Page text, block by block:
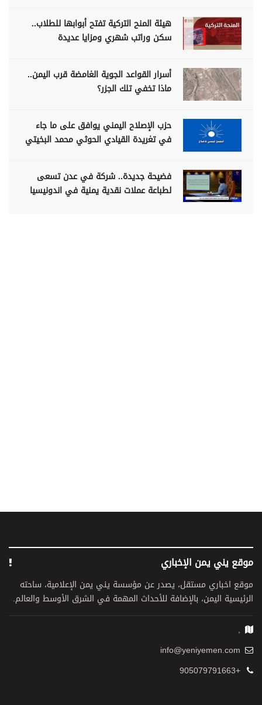
هيئة المنح التركية تفتح أبوابها للطلاب..
سكن وراتب شهري ومزايا عديدة
أسرار القواعد الجوية الغامضة قرب اليمن..
ماذا تخفي تلك الجزر؟
حزب الإصلاح اليمني يوافق على ما جاء
في تغريدة القيادي الحوثي محمد البخيتي
فضيحة جديدة.. شركة في عدن تسعى
لطباعة عملات نقدية يمنية في اندونيسيا
موقع يني يمن الإخباري
موقع اخباري مستقل، يصدر عن مؤسسة يني يمن الإعلامية، ساحته
الرئيسية اليمن، بالإضافة للأحداث المهمة في الشرق الأوسط والعالم.
,
info@yeniyemen.com
+905079791663